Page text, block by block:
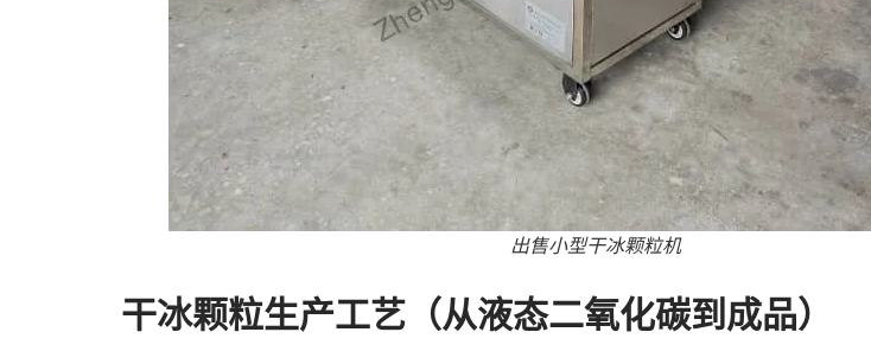
出售小型干冰颗粒机
干冰颗粒生产工艺（从液态二氧化碳到成品）